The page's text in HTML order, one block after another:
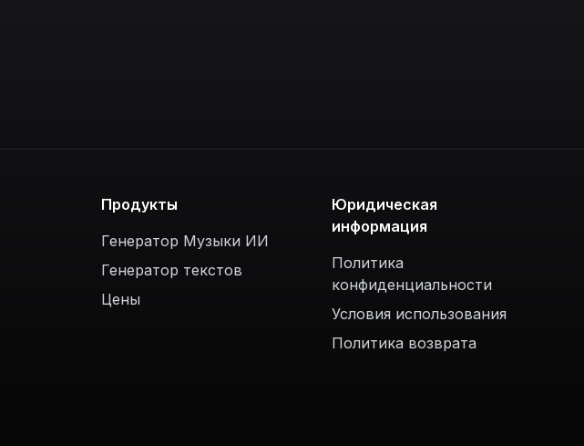
Продукты
Генератор Музыки ИИ
Генератор текстов
Цены
Юридическая
информация
Политика
конфиденциальности
Условия использования
Политика возврата